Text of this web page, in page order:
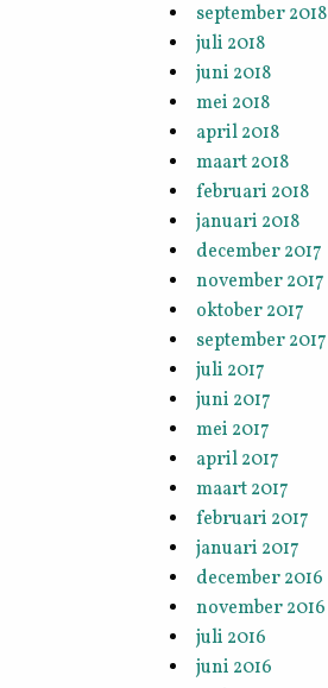
september 2018
juli 2018
juni 2018
mei 2018
april 2018
maart 2018
februari 2018
januari 2018
december 2017
november 2017
oktober 2017
september 2017
juli 2017
juni 2017
mei 2017
april 2017
maart 2017
februari 2017
januari 2017
december 2016
november 2016
juli 2016
juni 2016